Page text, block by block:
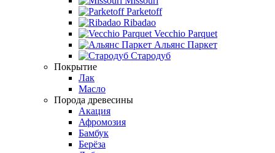
Parketoff
Ribadao
Vecchio Parquet
Альянс Паркет
Стародуб
Покрытие
Лак
Масло
Порода древесины
Акация
Афромозия
Бамбук
Берёза